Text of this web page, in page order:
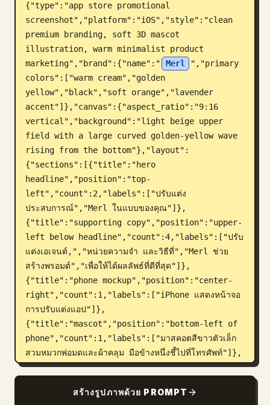
บล็อก
อัปเดต
{"type":"app store promotional
screenshot","platform":"iOS","style":"clean
premium branding, soft 3D mascot
illustration, warm minimalist product
marketing","brand":{"name":"
Merl
","primary
colors":["warm cream","golden
yellow","black","soft orange","lavender
accent"]},"canvas":{"aspect_ratio":"9:16
vertical","background":"light beige upper
field with a large curved golden-yellow wave
rising from the bottom"},"layout":
{"sections":[{"title":"hero
headline","position":"top-
left","count":2,"labels":["ปรับแต่ง
ประสบการณ์","Merl ในแบบของคุณ"]},
{"title":"supporting copy","position":"upper-
left below headline","count":4,"labels":["ปรับ
แต่งเอเจนต์,","หน่วยความจำ และวิธีที่","Merl ช่วย
สร้างพรอมต์","เพื่อให้ได้ผลลัพธ์ที่ดีที่สุด"]},
{"title":"phone mockup","position":"center-
right","count":1,"labels":["iPhone แสดงหน้าจอ
การปรับแต่งแอป"]},
{"title":"mascot","position":"bottom-left of
phone","count":1,"labels":["มาสคอตสีขาวตัวเล็ก
สวมหมวกพ่อมดและผ้าคลุม มือข้างหนึ่งชี้ไปที่โทรศัพท์"]},
{"title":"brand
center","count":2,"labels":["ไอคอนหน้ามาส
สร้างรูปภาพด้วย PROMPT